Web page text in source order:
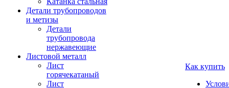
Детали трубопроводов
и метизы
Детали
трубопровода
нержавеющие
Листовой металл
Лист
горячекатаный
Лист
Как купить